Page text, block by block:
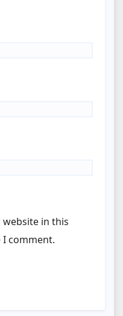
website in this
comment.